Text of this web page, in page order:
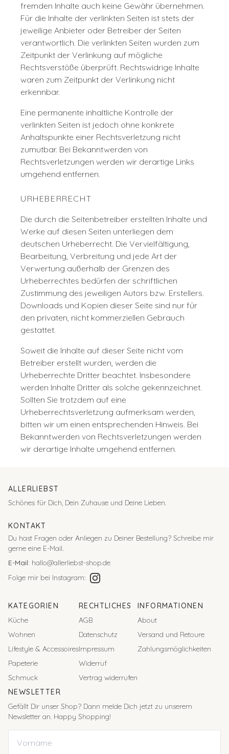
fremden Inhalte auch keine Gewähr übernehmen.
Für die Inhalte der verlinkten Seiten ist stets der
jeweilige Anbieter oder Betreiber der Seiten
verantwortlich. Die verlinkten Seiten wurden zum
Zeitpunkt der Verlinkung auf mögliche
Rechtsverstöße überprüft. Rechtswidrige Inhalte
waren zum Zeitpunkt der Verlinkung nicht
erkennbar.
Eine permanente inhaltliche Kontrolle der
verlinkten Seiten ist jedoch ohne konkrete
Anhaltspunkte einer Rechtsverletzung nicht
zumutbar. Bei Bekanntwerden von
Rechtsverletzungen werden wir derartige Links
umgehend entfernen.
URHEBERRECHT
Die durch die Seitenbetreiber erstellten Inhalte und
Werke auf diesen Seiten unterliegen dem
deutschen Urheberrecht. Die Vervielfältigung,
Bearbeitung, Verbreitung und jede Art der
Verwertung außerhalb der Grenzen des
Urheberrechtes bedürfen der schriftlichen
Zustimmung des jeweiligen Autors bzw. Erstellers.
Downloads und Kopien dieser Seite sind nur für
den privaten, nicht kommerziellen Gebrauch
gestattet.
Soweit die Inhalte auf dieser Seite nicht vom
Betreiber erstellt wurden, werden die
Urheberrechte Dritter beachtet. Insbesondere
werden Inhalte Dritter als solche gekennzeichnet.
Sollten Sie trotzdem auf eine
Urheberrechtsverletzung aufmerksam werden,
bitten wir um einen entsprechenden Hinweis. Bei
Bekanntwerden von Rechtsverletzungen werden
wir derartige Inhalte umgehend entfernen.
ALLERLIEBST
Schönes für Dich, Dein Zuhause und Deine Lieben.
KONTAKT
Du hast Fragen oder Anliegen zu Deiner Bestellung? Schreibe mir
gerne eine E-Mail.
E-Mail: hallo@allerliebst-shop.de
Folge mir bei Instagram:
KATEGORIEN
Küche
Wohnen
Lifestyle & Accessoires
Papeterie
Schmuck
RECHTLICHES
AGB
Datenschutz
Impressum
Widerruf
Vertrag widerrufen
INFORMATIONEN
About
Versand und Retoure
Zahlungsmöglichkeiten
NEWSLETTER
Gefällt Dir unser Shop? Dann melde Dich jetzt zu unserem
Newsletter an. Happy Shopping!